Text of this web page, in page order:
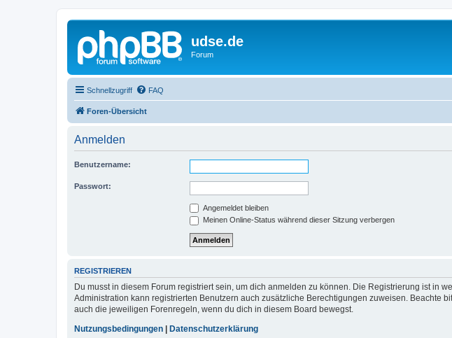
udse.de
Forum
Schnellzugriff FAQ
Foren-Übersicht
Anmelden
Benutzername:
Passwort:
Angemeldet bleiben
Meinen Online-Status während dieser Sitzung verbergen
REGISTRIEREN
Du musst in diesem Forum registriert sein, um dich anmelden zu können. Die Registrierung ist in
Administration kann registrierten Benutzern auch zusätzliche Berechtigungen zuweisen. Beachte
auch die jeweiligen Forenregeln, wenn du dich in diesem Board bewegst.
Nutzungsbedingungen
Datenschutzerklärung